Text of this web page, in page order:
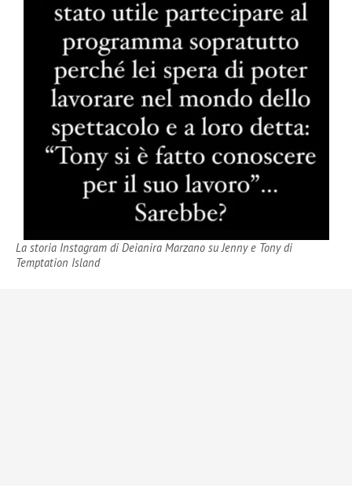
La storia Instagram di Deianira Marzano su Jenny e Tony di
Temptation Island